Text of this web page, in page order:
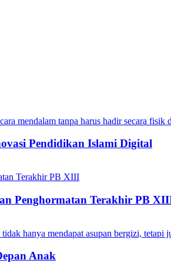
Pendidikan Islami Digital
Penghormatan Terakhir PB
Anak